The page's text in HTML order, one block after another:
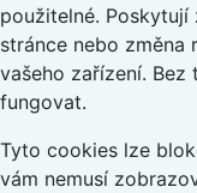
použitelné. Poskytují
stránce nebo změna
vašeho zařízení.
fungovat.
Tyto cookies lze
vám nemusí